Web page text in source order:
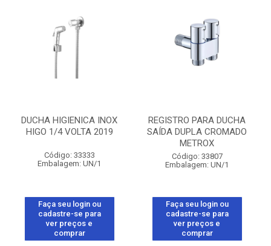
DUCHA HIGIENICA INOX
HIGO 1/4 VOLTA 2019
Código: 33333
Embalagem: UN/1
Faça seu login ou
cadastre-se para
ver preços e
comprar
REGISTRO PARA DUCHA
SAÍDA DUPLA CROMADO
METROX
Código: 33807
Embalagem: UN/1
Faça seu login ou
cadastre-se para
ver preços e
comprar